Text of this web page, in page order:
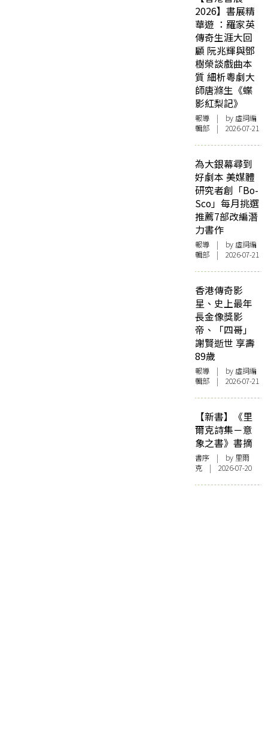
2026】書展精
華遊 ：羅家英
傳奇生涯大回
顧 阮兆輝與鄧
樹榮談戲曲本
質 細析粵劇大
師唐滌生《蝶
影紅梨記》
報導 | by 虛詞編
輯部 | 2026-07-21
為大銀幕尋到
好劇本 美媒體
研究者創「Bo-
Sco」每月挑選
推薦7部改編潛
力書作
報導 | by 虛詞編
輯部 | 2026-07-21
香港傳奇影
星、史上最年
長金像獎影
帝、「四哥」
謝賢逝世 享壽
89歲
報導 | by 虛詞編
輯部 | 2026-07-21
【新書】《里
爾克詩集－意
象之書》書摘
書序 | by 里爾
克 | 2026-07-20